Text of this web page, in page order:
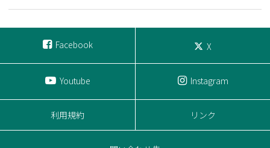
Facebook X
Youtube Instagram
利用規約 リンク